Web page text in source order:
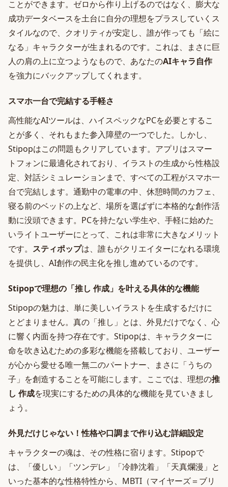
ことができます。ゼロから作り上げるのではなく、膨大な
成功データベースを土台に自分の理想をプラスしていくス
タイルなので、クオリティが安定し、誰が作っても「絵に
なる」キャラクターが生まれるのです。これは、まさに巨
人の肩の上に立つようなもので、あなたのAIキャラ自作
を強力にバックアップしてくれます。
スマホ一台で完結する手軽さ
高性能なAIツールは、ハイスペックなPCを必要とするこ
とが多く、それもまた参入障壁の一つでした。しかし、
Stipopはこの問題もクリアしています。アプリはスマー
トフォンに最適化されており、イラストの生成から性格設
定、対話シミュレーションまで、すべての工程がスマホ一
台で完結します。通勤中の電車の中、休憩時間のカフェ、
寝る前のベッドの上など、場所を選ばずに本格的な創作活
動に没頭できます。PCを持たない学生や、手軽に始めた
いライトユーザーにとって、これは非常に大きなメリット
です。 スティポップは、誰もがクリエイターになれる環境
を提供し、AI創作の民主化を推し進めているのです。
Stipopで理想の「推し 作成」を叶える具体的な機能
Stipopの魅力は、単に美しいイラストを生成するだけに
とどまりません。真の「推し」とは、外見だけでなく、心
に響く内面を持つ存在です。Stipopは、キャラクターに
命を吹き込むための多彩な機能を搭載しており、ユーザー
が心から愛せる唯一無二のパートナー、まさに「うちの
子」を創造することを可能にします。ここでは、理想の推
し 作成を現実にするための具体的な機能を見ていきまし
ょう。
外見だけじゃない！性格や口調まで作り込む詳細設定
キャラクターの魂は、その性格に宿ります。Stipopで
は、「優しい」「ツンデレ」「冷静沈着」「天真爛漫」と
いった基本的な性格特性から、MBTI（マイヤーズ＝ブリ